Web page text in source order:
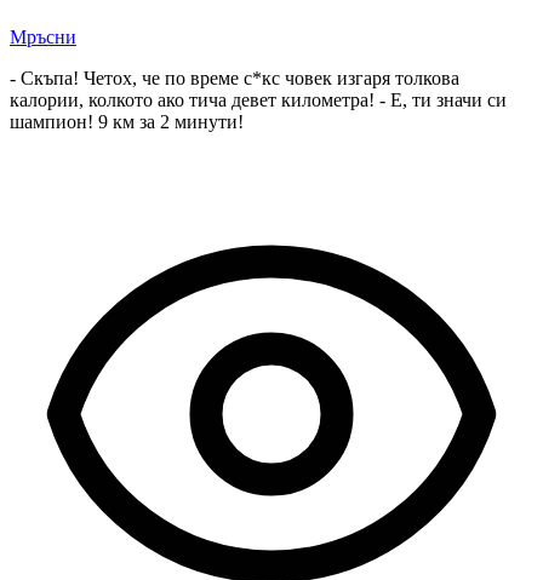
Мръсни
- Скъпа! Четох, че по време с*кс човек изгаря толкова
калории, колкото ако тича девет километра! - Е, ти значи си
шампион! 9 км за 2 минути!